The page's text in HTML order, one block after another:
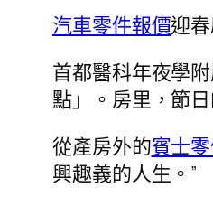
汽車零件報價迎
首都醫科年夜學
點」。房里，節
從產房外的賓士
興趣義的人生。”